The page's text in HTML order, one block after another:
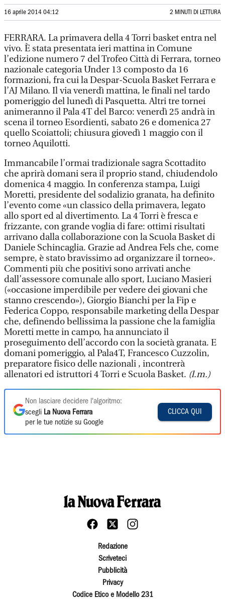
16 aprile 2014 04:12 2 MINUTI DI LETTURA
FERRARA. La primavera della 4 Torri basket entra nel
vivo. È stata presentata ieri mattina in Comune
l’edizione numero 7 del Trofeo Città di Ferrara, torneo
nazionale categoria Under 13 composto da 16
formazioni, fra cui la Despar-Scuola Basket Ferrara e
l’AJ Milano. Il via venerdì mattina, le finali nel tardo
pomeriggio del lunedì di Pasquetta. Altri tre tornei
animeranno il Pala 4T del Barco: venerdì 25 andrà in
scena il torneo Esordienti, sabato 26 e domenica 27
quello Scoiattoli; chiusura giovedì 1 maggio con il
torneo Aquilotti.
Immancabile l’ormai tradizionale sagra Scottadito
che aprirà domani sera il proprio stand, chiudendolo
domenica 4 maggio. In conferenza stampa, Luigi
Moretti, presidente del sodalizio granata, ha definito
l’evento come «un classico della primavera, legato
allo sport ed al divertimento. La 4 Torri è fresca e
frizzante, con grande voglia di fare: ottimi risultati
arrivano dalla collaborazione con la Scuola Basket di
Daniele Schincaglia. Grazie ad Andrea Fels che, come
sempre, è stato bravissimo ad organizzare il torneo».
Commenti più che positivi sono arrivati anche
dall’assessore comunale allo sport, Luciano Masieri
(«occasione imperdibile per vedere dei giovani che
stanno crescendo»), Giorgio Bianchi per la Fip e
Federica Coppo, responsabile marketing della Despar
che, definendo bellissima la passione che la famiglia
Moretti mette in campo, ha annunciato il
proseguimento dell’accordo con la società granata. E
domani pomeriggio, al Pala4T, Francesco Cuzzolin,
preparatore fisico delle nazionali , incontrerà
allenatori ed istruttori 4 Torri e Scuola Basket. (l.m.)
Non lasciare decidere l'algoritmo:
scegli La Nuova Ferrara
per le tue notizie su Google
CLICCA QUI
Redazione
Scriveteci
Pubblicità
Privacy
Codice Etico e Modello 231